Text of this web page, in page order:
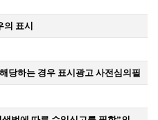
표시
당하는 경우 표시광고 사전심의필